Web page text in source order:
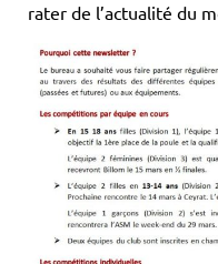
rater de l’actualité du